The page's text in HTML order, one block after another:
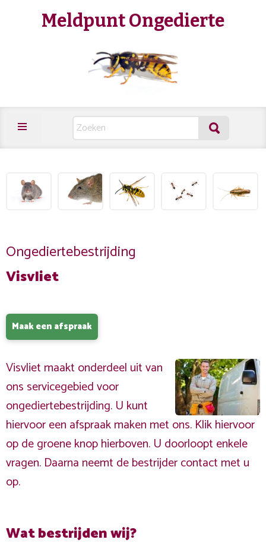
Meldpunt Ongedierte
Ongediertebestrijding
Visvliet
Maak een afspraak
Visvliet maakt onderdeel uit van
ons servicegebied voor
ongediertebestrijding. U kunt
hiervoor een afspraak maken met ons. Klik hiervoor
op de groene knop hierboven. U doorloopt enkele
vragen. Daarna neemt de bestrijder contact met u
op.
Wat bestrijden wij?